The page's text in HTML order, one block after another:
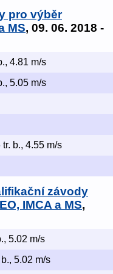
pro výběr
MS, 09. 06. 2018 -
4.81 m/s
5.05 m/s
b., 4.55 m/s
závody
IMCA a MS,
5.02 m/s
5.02 m/s